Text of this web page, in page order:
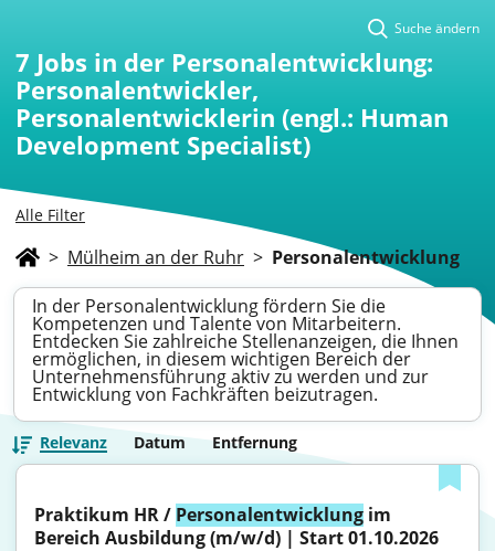
Alle Filter
Suche ändern
7 Jobs in der Personalentwicklung:
Personalentwickler,
Personalentwicklerin (engl.: Human
Development Specialist)
> Mülheim an der Ruhr > Personalentwicklung
In der Personalentwicklung fördern Sie die
Kompetenzen und Talente von Mitarbeitern.
Entdecken Sie zahlreiche Stellenanzeigen, die Ihnen
ermöglichen, in diesem wichtigen Bereich der
Unternehmensführung aktiv zu werden und zur
Entwicklung von Fachkräften beizutragen.
Relevanz Datum Entfernung
Praktikum HR / Personalentwicklung im
Bereich Ausbildung (m/w/d) | Start 01.10.2026